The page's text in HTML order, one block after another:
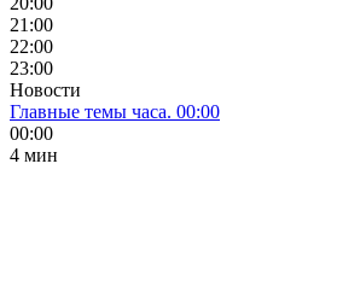
21:00
22:00
23:00
Новости
Главные темы часа. 00:00
00:00
4 мин